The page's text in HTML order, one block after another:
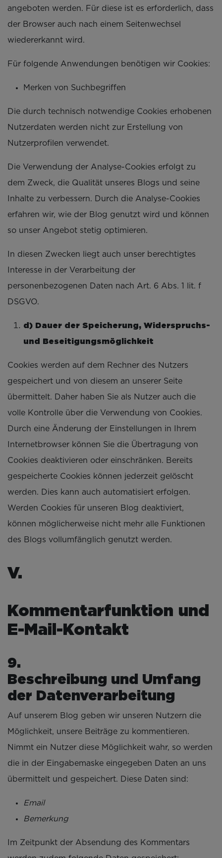
angeboten werden. Für diese ist es erforderlich, dass
der Browser auch nach einem Seitenwechsel
wiedererkannt wird.
Für folgende Anwendungen benötigen wir Cookies:
Merken von Suchbegriffen
Die durch technisch notwendige Cookies erhobenen
Nutzerdaten werden nicht zur Erstellung von
Nutzerprofilen verwendet.
Die Verwendung der Analyse-Cookies erfolgt zu
dem Zweck, die Qualität unseres Blogs und seine
Inhalte zu verbessern. Durch die Analyse-Cookies
erfahren wir, wie der Blog genutzt wird und können
so unser Angebot stetig optimieren.
In diesen Zwecken liegt auch unser berechtigtes
Interesse in der Verarbeitung der
personenbezogenen Daten nach Art. 6 Abs. 1 lit. f
DSGVO.
d) Dauer der Speicherung, Widerspruchs-
und Beseitigungsmöglichkeit
Cookies werden auf dem Rechner des Nutzers
gespeichert und von diesem an unserer Seite
übermittelt. Daher haben Sie als Nutzer auch die
volle Kontrolle über die Verwendung von Cookies.
Durch eine Änderung der Einstellungen in Ihrem
Internetbrowser können Sie die Übertragung von
Cookies deaktivieren oder einschränken. Bereits
gespeicherte Cookies können jederzeit gelöscht
werden. Dies kann auch automatisiert erfolgen.
Werden Cookies für unseren Blog deaktiviert,
können möglicherweise nicht mehr alle Funktionen
des Blogs vollumfänglich genutzt werden.
V.
Kommentarfunktion und
E-Mail-Kontakt
Beschreibung und Umfang
der Datenverarbeitung
Auf unserem Blog geben wir unseren Nutzern die
Möglichkeit, unsere Beiträge zu kommentieren.
Nimmt ein Nutzer diese Möglichkeit wahr, so werden
die in der Eingabemaske eingegeben Daten an uns
übermittelt und gespeichert. Diese Daten sind:
Email
Bemerkung
Im Zeitpunkt der Absendung des Kommentars